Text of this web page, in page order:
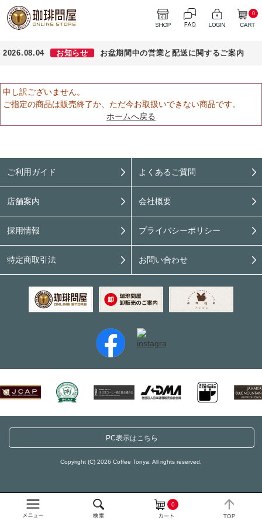
0
0
2026.08.04 お知らせ お盆期間中の営業と配送に関するご案内
申し訳ございません。
ご指定の商品は販売終了か、ただ今お取扱いできない商品です。
ホームへ戻る
ご利用ガイド よくあるご質問
店舗案内 会社概要
採用情報 プライバシーポリシー
特定商取引法 お問い合わせ
PC表示はこちら
Copyright (C) 2026 Coffee Tonya. All rights reserved.